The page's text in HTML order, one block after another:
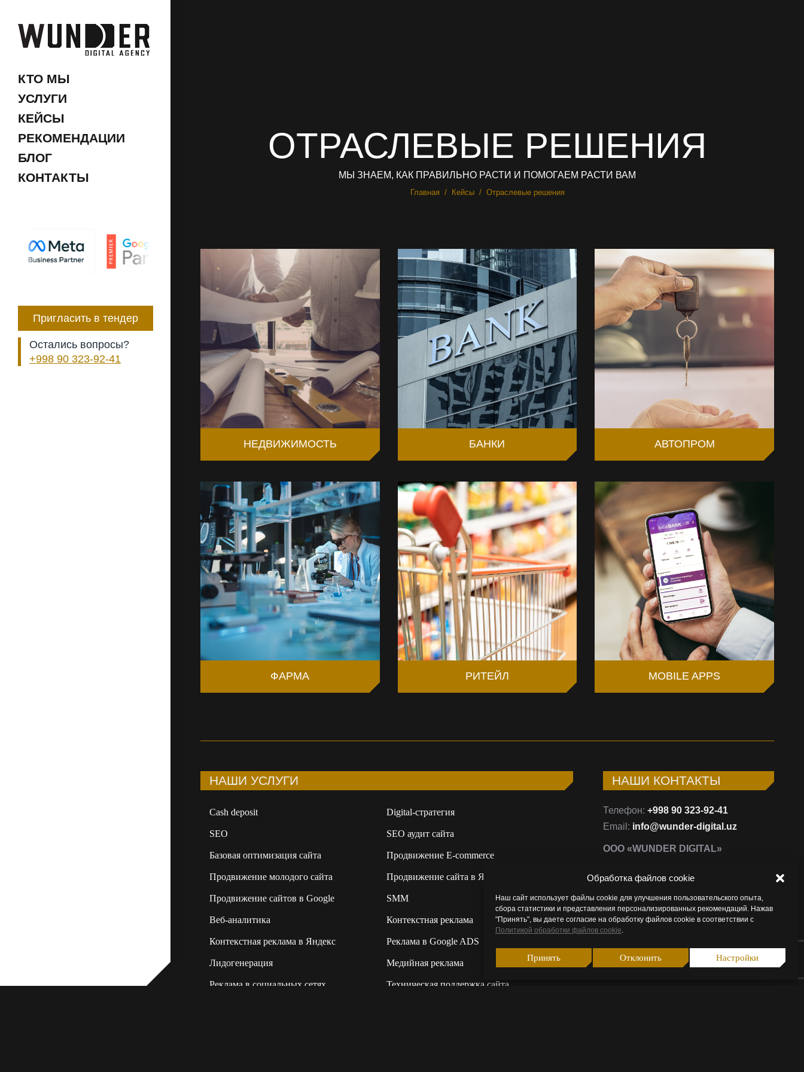
Обработка файлов cookie
Наш сайт использует файлы cookie для улучшения пользовательского опыта,
сбора статистики и представления персонализированных рекомендаций. Нажав
"Принять", вы даете согласие на обработку файлов cookie в соответствии с
Политикой обработки файлов cookie.
Принять Отклонить Настройки
КТО МЫ
УСЛУГИ
КЕЙСЫ
РЕКОМЕНДАЦИИ
БЛОГ
КОНТАКТЫ
Пригласить в тендер
Остались вопросы?
+998 90 323-92-41
ОТРАСЛЕВЫЕ РЕШЕНИЯ
МЫ ЗНАЕМ, КАК ПРАВИЛЬНО РАСТИ И ПОМОГАЕМ РАСТИ ВАМ
Вы здесь:
Главная Кейсы Отраслевые решения
НЕДВИЖИМОСТЬ БАНКИ АВТОПРОМ
ФАРМА РИТЕЙЛ MOBILE APPS
НАШИ УСЛУГИ
Сash deposit
SEO
Базовая оптимизация сайта
Продвижение молодого сайта
Продвижение сайтов в Google
Веб-аналитика
Контекстная реклама в Яндекс
Лидогенерация
Реклама в социальных сетях
Digital-стратегия
SEO аудит сайта
Продвижение E-commerce
Продвижение сайта в Яндекс
SMM
Контекстная реклама
Реклама в Google ADS
Медийная реклама
Техническая поддержка сайта
НАШИ КОНТАКТЫ
Телефон: +998 90 323-92-41
Email: info@wunder-digital.uz
ООО «WUNDER DIGITAL»
Ташкент, Мирабадский район,
ул.Афросиаб, 8А
Открыть в Google Maps
Страница
Facebook
Страница
Instagram
Страница
Email
Страница
Telegram